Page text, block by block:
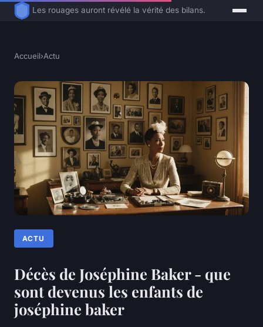
Les rouages auront révélé la vérité des bilans.
Accueil›Actu
ACTU
Décès de Joséphine Baker - que
sont devenus les enfants de
joséphine baker